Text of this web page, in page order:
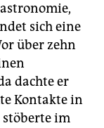
sich eine
über zehn
dachte er
Kontakte in
im